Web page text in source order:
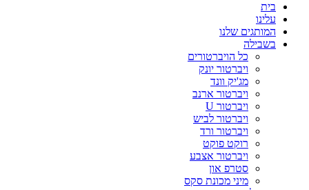
בית
עלינו
המותגים שלנו
בשבילה
כל הויברטורים
ויברטור יונק
מג'יק וונד
ויברטור ארנב
ויברטור U
ויברטור לביש
ויברטור ורד
רוקט פוקט
ויברטור אצבע
סטרפ און
מיני מכונת סקס